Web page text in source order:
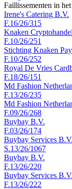
Faillissementen in
Irene's Catering B.V.
F.16/26/315
Knaken
F.10/26/251
Stichting Knaken
F.10/26/252
Royal De Vries
F.18/26/151
Md Fashion
F.13/26/235
Md Fashion
F.09/26/268
Buybay B.V.
F.03/26/174
Buybay Services B.V.
S.13/26/1067
Buybay B.V.
F.13/26/220
Buybay Services B.V.
F.13/26/222